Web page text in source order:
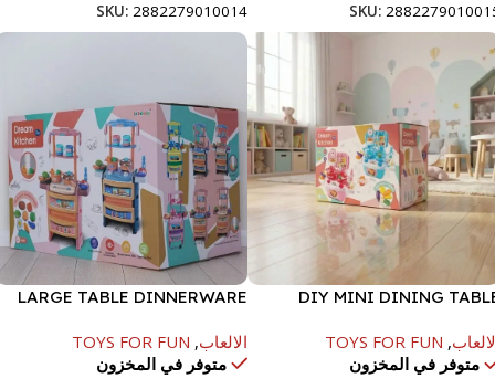
SKU:
SKU: 2882279010014
DIY MINI DINING
,
TOYS FOR FUN
متوفر في المخزون
LARGE TABLE DINNERWARE
الالعاب,
TOYS FOR FUN
متوفر في المخزون